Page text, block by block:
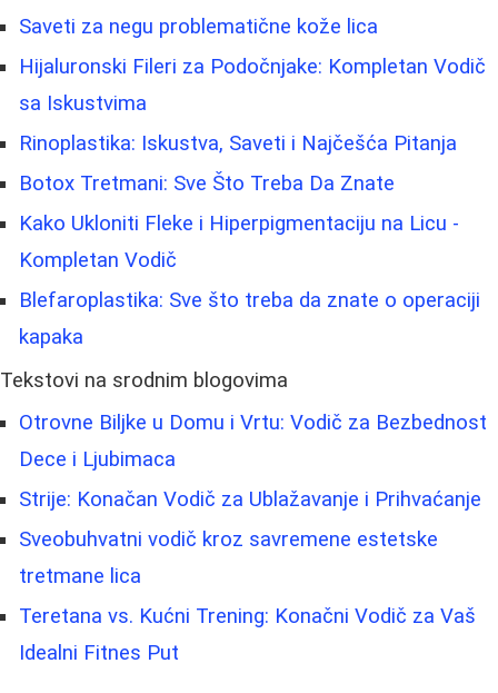
Saveti za negu problematične kože lica
Hijaluronski Fileri za Podočnjake: Kompletan Vodič
sa Iskustvima
Rinoplastika: Iskustva, Saveti i Najčešća Pitanja
Botox Tretmani: Sve Što Treba Da Znate
Kako Ukloniti Fleke i Hiperpigmentaciju na Licu -
Kompletan Vodič
Blefaroplastika: Sve što treba da znate o operaciji
kapaka
Tekstovi na srodnim blogovima
Otrovne Biljke u Domu i Vrtu: Vodič za Bezbednost
Dece i Ljubimaca
Strije: Konačan Vodič za Ublažavanje i Prihvaćanje
Sveobuhvatni vodič kroz savremene estetske
tretmane lica
Teretana vs. Kućni Trening: Konačni Vodič za Vaš
Idealni Fitnes Put